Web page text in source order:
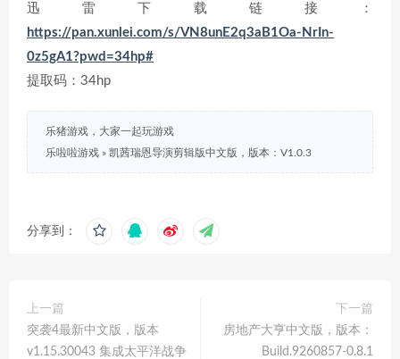
迅雷下载链接：
https://pan.xunlei.com/s/VN8unE2q3aB1Oa-NrIn-
0z5gA1?pwd=34hp#
提取码：34hp
乐猪游戏，大家一起玩游戏
乐啦啦游戏 » 凯茜瑞恩导演剪辑版中文版，版本：V1.0.3
分享到：
上一篇
突袭4最新中文版，版本
v1.15.30043 集成太平洋战争
下一篇
房地产大亨中文版，版本：
Build.9260857-0.8.1